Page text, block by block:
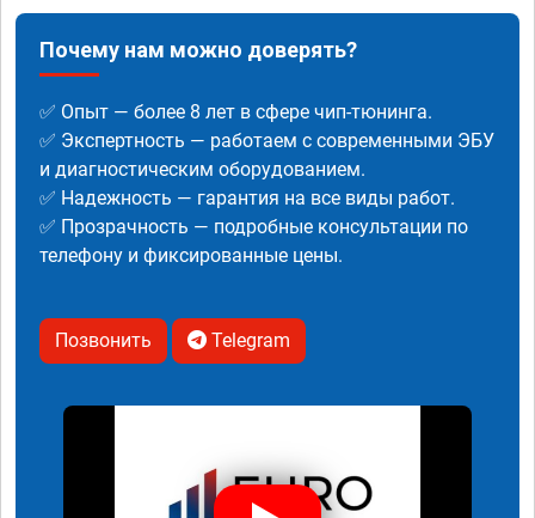
Почему нам можно доверять?
✅ Опыт — более 8 лет в сфере чип-тюнинга.
✅ Экспертность — работаем с современными ЭБУ
и диагностическим оборудованием.
✅ Надежность — гарантия на все виды работ.
✅ Прозрачность — подробные консультации по
телефону и фиксированные цены.
Позвонить Telegram